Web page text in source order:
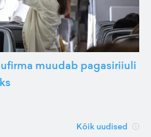
muudab pagasiriiuli
Kõik uudised